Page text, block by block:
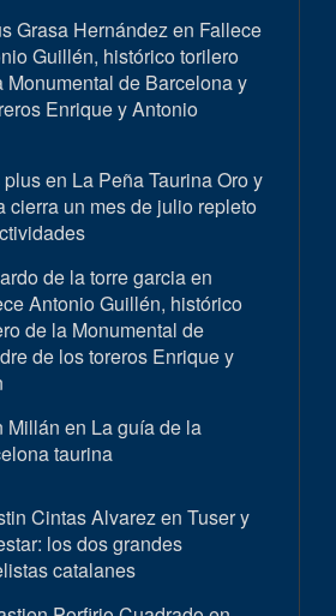
Grasa Hernández en Fallece
Guillén, histórico torilero
Monumental de Barcelona y
Enrique y Antonio
en La Peña Taurina Oro y
cierra un mes de julio repleto
de la torre garcia en
Antonio Guillén, histórico
de la Monumental de
de los toreros Enrique y
Millán en La guía de la
taurina
Cintas Alvarez en Tuser y
los dos grandes
catalanes